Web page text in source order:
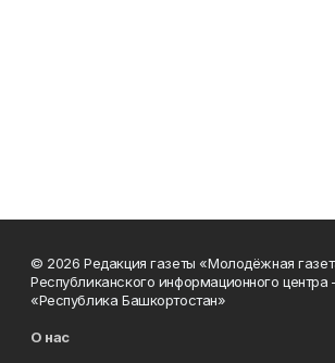
© 2026 Редакция газеты «Молодёжная
Республиканского информационного
«Республика Башкортостан»
О нас